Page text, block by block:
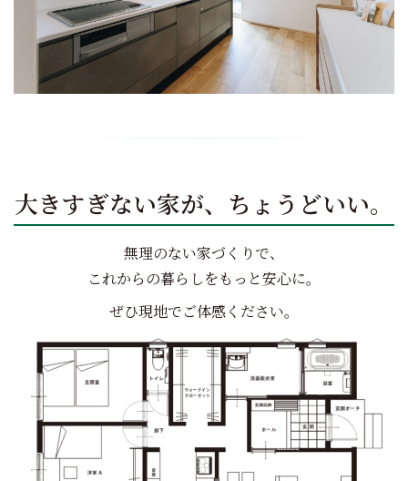
大きすぎない家が、ちょうどいい。
無理のない家づくりで、
これからの暮らしをもっと安心に。
ぜひ現地でご体感ください。